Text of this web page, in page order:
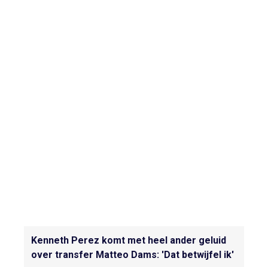
Kenneth Perez komt met heel ander geluid
over transfer Matteo Dams: 'Dat betwijfel ik'